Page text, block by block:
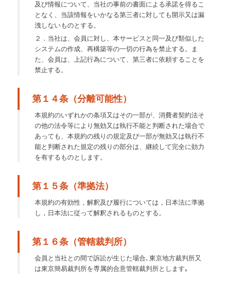
及び情報について、当社の事前の書面による承諾を得るこ
となく、当該情報をいかなる第三者に対しても開示又は漏
洩しないものとする。
２．当社は、会員に対し、本サービスと同一及び類似した
システムの作成、再構築等の一切の行為を禁止する。ま
た、会員は、上記行為について、第三者に依頼することを
禁止する。
第１４条（分離可能性）
本規約のいずれかの条項又はその一部が、消費者契約法そ
の他の法令等により無効又は執行不能と判断された場合で
あっても、本規約の残りの規定及び一部が無効又は執行不
能と判断された規定の残りの部分は、継続して完全に効力
を有するものとします。
第１５条（準拠法）
本規約の有効性，解釈及び履行については，日本法に準拠
し，日本法に従って解釈されるものとする。
第１６条（管轄裁判所）
会員と当社との間で訴訟が生じた場合､東京地方裁判所又
は東京簡易裁判所を専属的合意管轄裁判所とします｡